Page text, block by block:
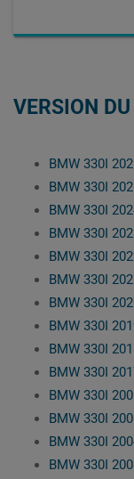
VERSION
BMW 330I
BMW 330I
BMW 330I
BMW 330I
BMW 330I
BMW 330I
BMW 330I
BMW 330I
BMW 330I
BMW 330I
BMW 330I
BMW 330I
BMW 330I
BMW 330I